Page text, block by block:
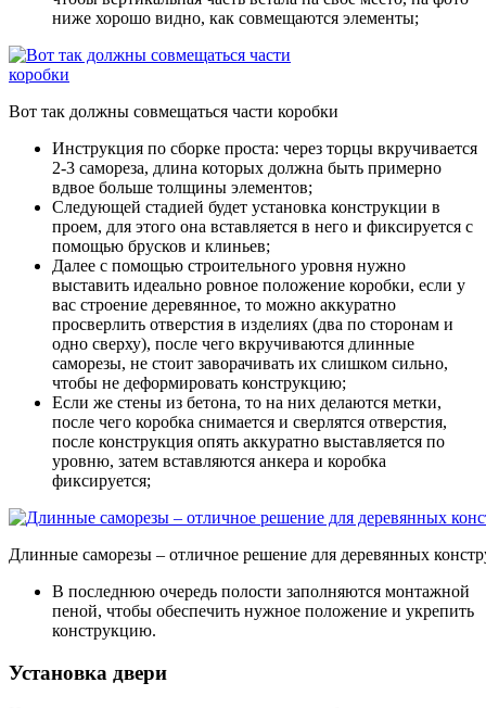
ниже хорошо видно, как совмещаются элементы;
Вот так должны совмещаться части коробки
Инструкция по сборке проста: через торцы вкручивается
2-3 самореза, длина которых должна быть примерно
вдвое больше толщины элементов;
Следующей стадией будет установка конструкции в
проем, для этого она вставляется в него и фиксируется с
помощью брусков и клиньев;
Далее с помощью строительного уровня нужно
выставить идеально ровное положение коробки, если у
вас строение деревянное, то можно аккуратно
просверлить отверстия в изделиях (два по сторонам и
одно сверху), после чего вкручиваются длинные
саморезы, не стоит заворачивать их слишком сильно,
чтобы не деформировать конструкцию;
Если же стены из бетона, то на них делаются метки,
после чего коробка снимается и сверлятся отверстия,
после конструкция опять аккуратно выставляется по
уровню, затем вставляются анкера и коробка
фиксируется;
Длинные саморезы – отличное решение для деревянных
В последнюю очередь полости заполняются монтажной
пеной, чтобы обеспечить нужное положение и укрепить
конструкцию.
Установка двери